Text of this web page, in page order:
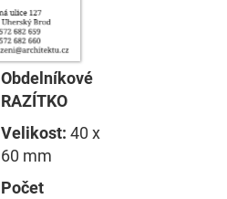
Obdelníkové
RAZÍTKO
Velikost: 40 x
60 mm
Počet